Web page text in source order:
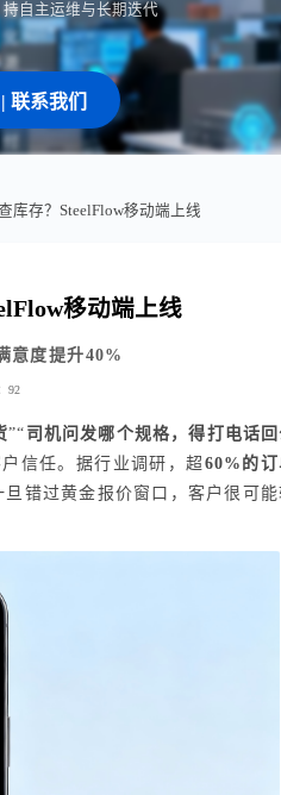
持自主运维与长期迭代
联系我们
库存？SteelFlow移动端上线
移动端上线
意度提升40%
92
”“ 司机问发哪个规格，得打电话回
信任。据行业调研，超 60%的订
错过黄金报价窗口，客户很可能